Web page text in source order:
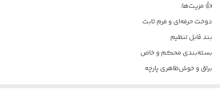
👍 مزیت‌ها:
دوخت حرفه‌ای و فرم ثابت
بند قابل تنظیم
بسته‌بندی محکم و خاص
براق و خوش‌ظاهری پارچه